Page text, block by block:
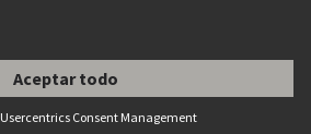
Male Insert